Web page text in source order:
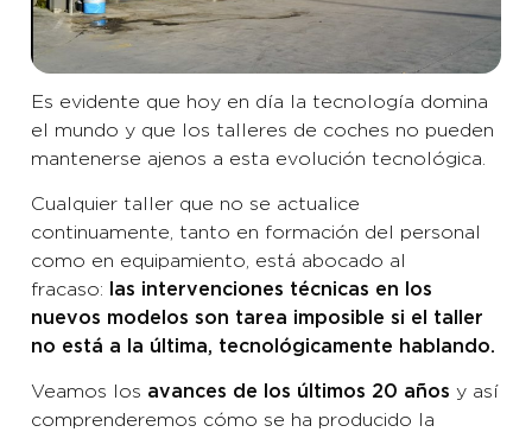
Es evidente que hoy en día la tecnología domina
el mundo y que los talleres de coches no pueden
mantenerse ajenos a esta evolución tecnológica.
Cualquier taller que no se actualice
continuamente, tanto en formación del personal
como en equipamiento, está abocado al
fracaso:
las intervenciones técnicas en los
nuevos modelos son tarea imposible si el taller
no está a la última, tecnológicamente hablando.
Veamos los avances de los últimos 20 años y así
comprenderemos cómo se ha producido la